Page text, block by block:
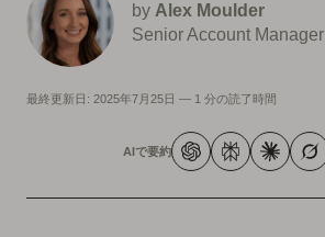
by Alex Moulder
Senior Account Manager
最終更新日: 2025年7月25日 — 1 分の読了時間
AIで要約